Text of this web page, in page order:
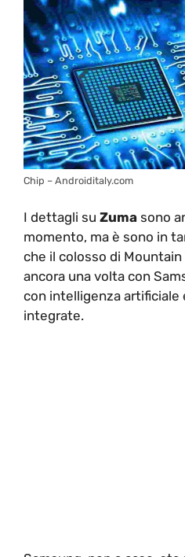
Chip – Androiditaly.com
I dettagli su Zuma sono
momento, ma è sono in
che il colosso di
ancora una volta con
con intelligenza artificiale
integrate.